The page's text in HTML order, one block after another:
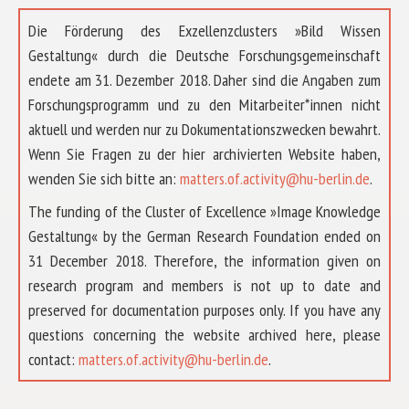
Die Förderung des Exzellenzclusters »Bild Wissen
Gestaltung« durch die Deutsche Forschungsgemeinschaft
endete am 31. Dezember 2018. Daher sind die Angaben zum
Forschungsprogramm und zu den Mitarbeiter*innen nicht
aktuell und werden nur zu Dokumentationszwecken bewahrt.
Wenn Sie Fragen zu der hier archivierten Website haben,
wenden Sie sich bitte an: matters.of.activity@hu-berlin.de.
The funding of the Cluster of Excellence »Image Knowledge
Gestaltung« by the German Research Foundation ended on
31 December 2018. Therefore, the information given on
research program and members is not up to date and
preserved for documentation purposes only. If you have any
questions concerning the website archived here, please
contact: matters.of.activity@hu-berlin.de.
ABOUT US